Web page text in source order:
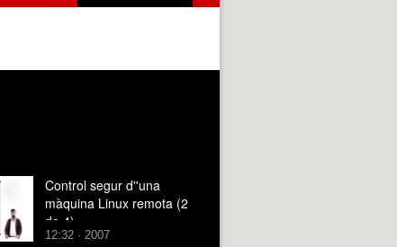
Control segur d''una
màquina Linux remota (2
de 4)
12:32 · 2007